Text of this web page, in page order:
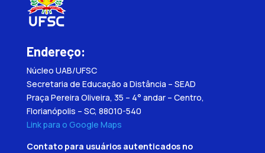
Endereço:
Núcleo UAB/UFSC
Secretaria de Educação a Distância – SEAD
Praça Pereira Oliveira, 35 – 4° andar – Centro,
Florianópolis – SC, 88010-540
Link para o Google Maps
Contato para usuários autenticados no